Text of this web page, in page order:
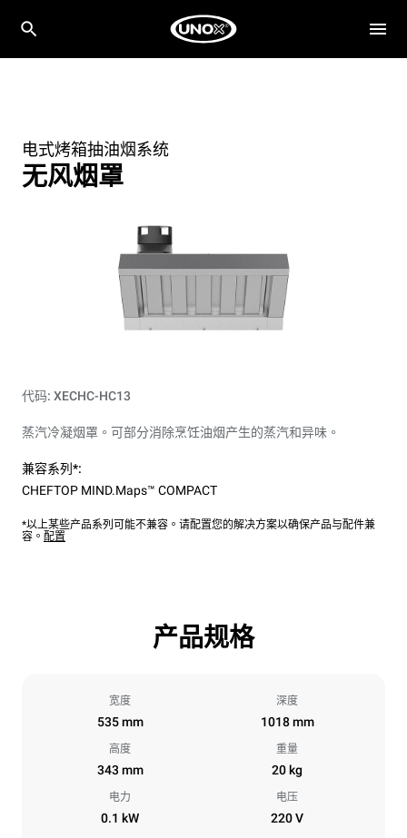
电式烤箱抽油烟系统
无风烟罩
代码: XECHC-HC13
蒸汽冷凝烟罩。可部分消除烹饪油烟产生的蒸汽和异味。
兼容系列*:
CHEFTOP MIND.Maps™ COMPACT
*以上某些产品系列可能不兼容。请配置您的解决方案以确保产品与配件兼
容。 配置
产品规格
宽度
535 mm
深度
1018 mm
高度
343 mm
重量
20 kg
电力
0.1 kW
电压
220 V